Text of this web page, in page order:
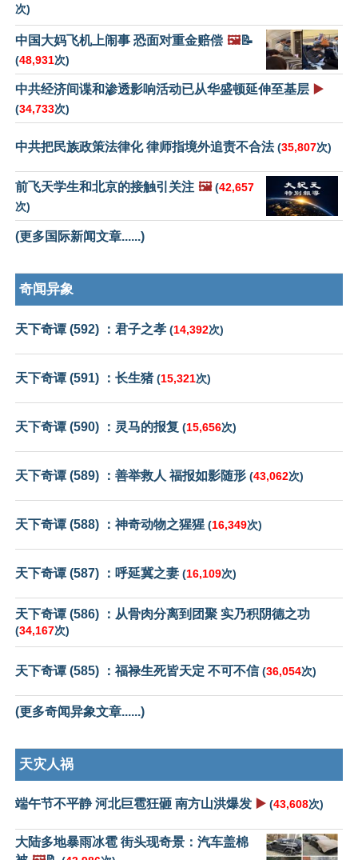
次)
中国大妈飞机上闹事 恐面对重金赔偿 🖼️📝
(48,931次)
中共经济间谍和渗透影响活动已从华盛顿延伸至基层 ▶️
(34,733次)
中共把民族政策法律化 律师指境外追责不合法(35,807次)
前飞天学生和北京的接触引关注 🖼️ (42,657
次)
(更多国际新闻文章......)
奇闻异象
天下奇谭 (592) ：君子之孝 (14,392次)
天下奇谭 (591) ：长生猪(15,321次)
天下奇谭 (590) ：灵马的报复 (15,656次)
天下奇谭 (589) ：善举救人 福报如影随形 (43,062次)
天下奇谭 (588) ：神奇动物之猩猩 (16,349次)
天下奇谭 (587) ：呼延冀之妻 (16,109次)
天下奇谭 (586) ：从骨肉分离到团聚 实乃积阴德之功
(34,167次)
天下奇谭 (585) ：福禄生死皆天定 不可不信(36,054次)
(更多奇闻异象文章......)
天灾人祸
端午节不平静 河北巨雹狂砸 南方山洪爆发 ▶️ (43,608次)
大陆多地暴雨冰雹 街头现奇景：汽车盖棉